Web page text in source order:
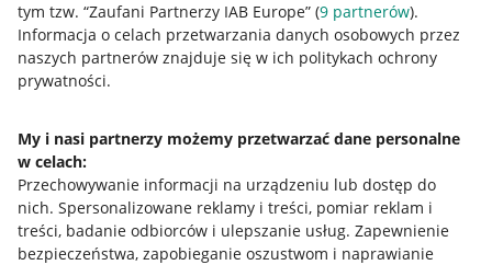
tym tzw. “Zaufani Partnerzy IAB Europe” (9 partnerów).
Informacja o celach przetwarzania danych osobowych przez
naszych partnerów znajduje się w ich politykach ochrony
prywatności.
My i nasi partnerzy możemy przetwarzać dane personalne
w celach:
Przechowywanie informacji na urządzeniu lub dostęp do
nich. Spersonalizowane reklamy i treści, pomiar reklam i
treści, badanie odbiorców i ulepszanie usług. Zapewnienie
bezpieczeństwa, zapobieganie oszustwom i naprawianie
Przydatne informacje
Jak to działa
Allegro Gadane dla sprzedających
Allegro Gadane dla kupujących
Mapa miejscowości